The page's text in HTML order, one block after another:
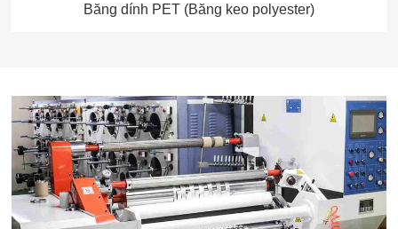
Băng dính PET (Băng keo polyester)